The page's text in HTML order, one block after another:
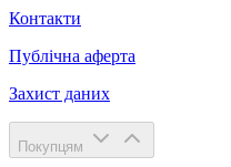
Натискаючи кнопку
політики обробки